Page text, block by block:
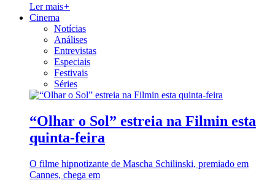
Ler mais+
Cinema
Notícias
Análises
Entrevistas
Especiais
Festivais
Séries
“Olhar o Sol” estreia na Filmin esta
quinta-feira
O filme hipnotizante de Mascha Schilinski, premiado em
Cannes, chega em